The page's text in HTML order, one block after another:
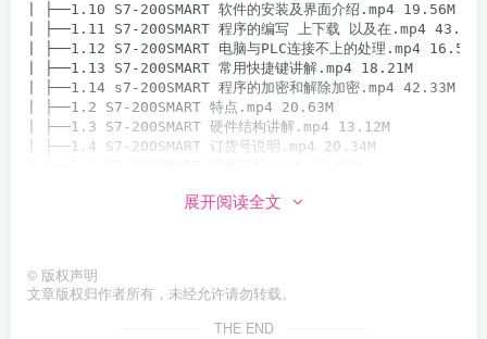
| ├──1.10 S7-200SMART 软件的安装及界面介绍.mp4 19.56M
| ├──1.11 S7-200SMART 程序的编写 上下载 以及在.mp4 43.00M
| ├──1.12 S7-200SMART 电脑与PLC连接不上的处理.mp4 16.59M
| ├──1.13 S7-200SMART 常用快捷键讲解.mp4 18.21M
| ├──1.14 s7-200SMART 程序的加密和解除加密.mp4 42.33M
| ├──1.2 S7-200SMART 特点.mp4 20.63M
| ├──1.3 S7-200SMART 硬件结构讲解.mp4 13.12M
| ├──1.4 S7-200SMART 订货号说明.mp4 20.34M
| ├──1.7 S7-200SMART 两线制传感器接线.mp4 34.03M
| ├──2.10 应用练习2 正停正启 反停反启.mp4 29.72M
| ├──2.2 位逻辑指令 上升沿 下降沿.mp4 15.81M
| ├──2.3 位逻辑指令 置位 复位指令.mp4 15.01M
展开阅读全文
© 版权声明
文章版权归作者所有，未经允许请勿转载。
THE END